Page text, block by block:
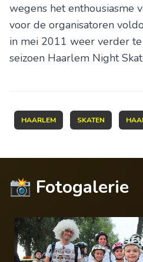
wegens het enthousiasme
voor de organisatoren
in mei 2011 weer verder
seizoen Haarlem Night
HAARLEM SKATEN
📸 Fotogalerie